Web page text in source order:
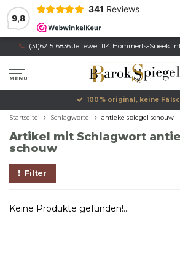
9,8
341 Reviews
(31)621516836 Jeltewei 114 Hommerts-Sneek
MENU
100% original, keine
Startseite Schlagworte antieke spiegel schouw
Artikel mit Schlagwort
schouw
Filter
Keine Produkte gefunden!...